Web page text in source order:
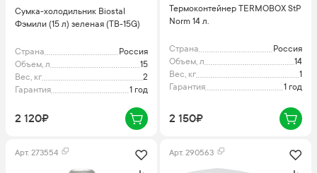
Сумка-холодильник Biostal
Фэмили (15 л) зеленая (TВ-15G)
Страна
Россия
Объем, л
15
Вес, кг
2
Гарантия
1 год
2 120₽
Термоконтейнер TERMOBOX StP
Norm 14 л.
Страна
Россия
Объем, л
14
Вес, кг
1
Гарантия
1 год
2 150₽
Арт. 273554 Арт. 290563